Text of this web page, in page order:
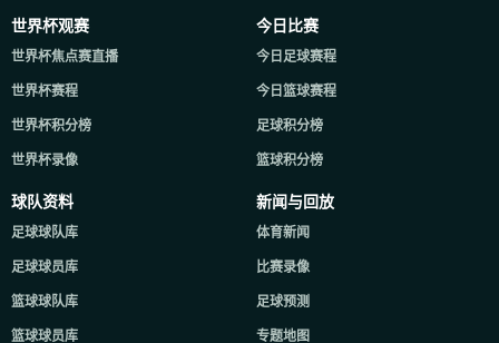
世界杯观赛
世界杯焦点赛直播
世界杯赛程
世界杯积分榜
世界杯录像
今日比赛
今日足球赛程
今日篮球赛程
足球积分榜
篮球积分榜
球队资料
足球球队库
足球球员库
篮球球队库
篮球球员库
新闻与回放
体育新闻
比赛录像
足球预测
专题地图